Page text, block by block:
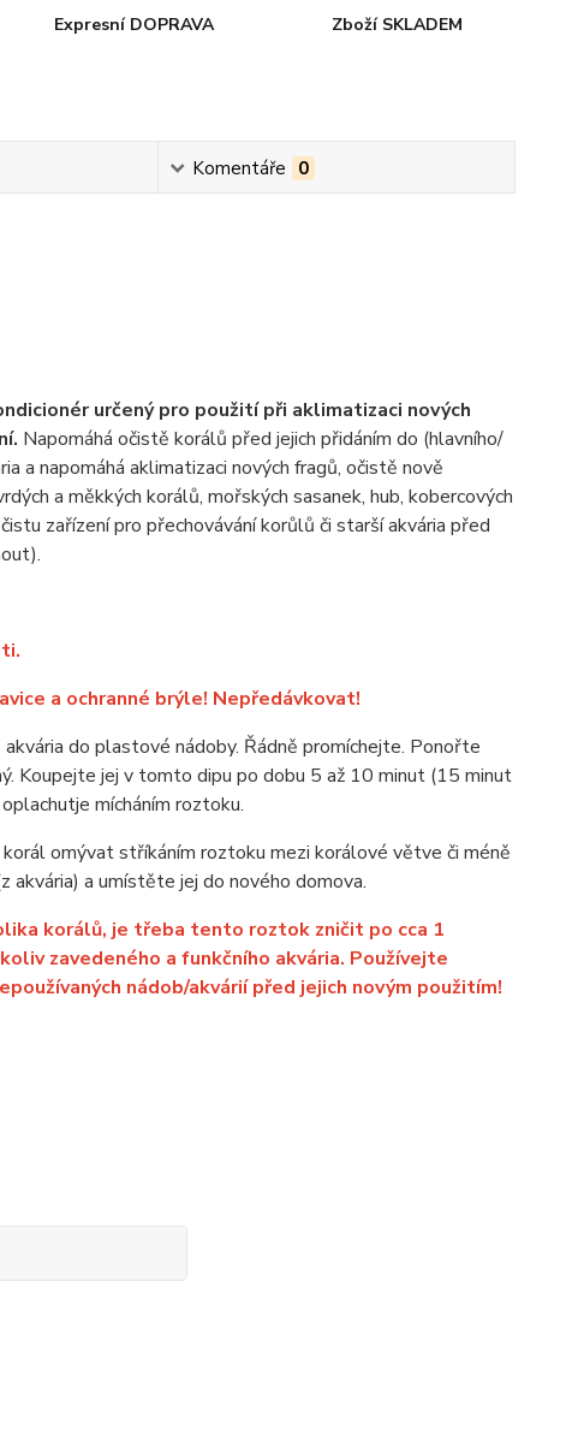
Expresní DOPRAVA Zboží SKLADEM
Komentáře 0
určený pro použití při aklimatizaci nových
Napomáhá očistě korálů před jejich přidáním do (hlavního/
a napomáhá aklimatizaci nových fragů, očistě nově
a měkkých korálů, mořských sasanek, hub, kobercových
zařízení pro přechovávání korůlů či starší akvária před
a ochranné brýle! Nepředávkovat!
do plastové nádoby. Řádně promíchejte. Ponořte
Koupejte jej v tomto dipu po dobu 5 až 10 minut (15 minut
mícháním roztoku.
omývat stříkáním roztoku mezi korálové větve či méně
a umístěte jej do nového domova.
korálů, je třeba tento roztok zničit po cca 1
zavedeného a funkčního akvária. Používejte
nádob/akvárií před jejich novým použitím!